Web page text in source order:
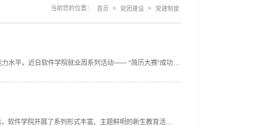
当前您的位置： 首页 > 党团建设 > 党建制度
水平，近日软件学院就业周系列活动—— “简历大赛”成功举
软件学院开展了系列形式丰富、主题鲜明的新生教育活